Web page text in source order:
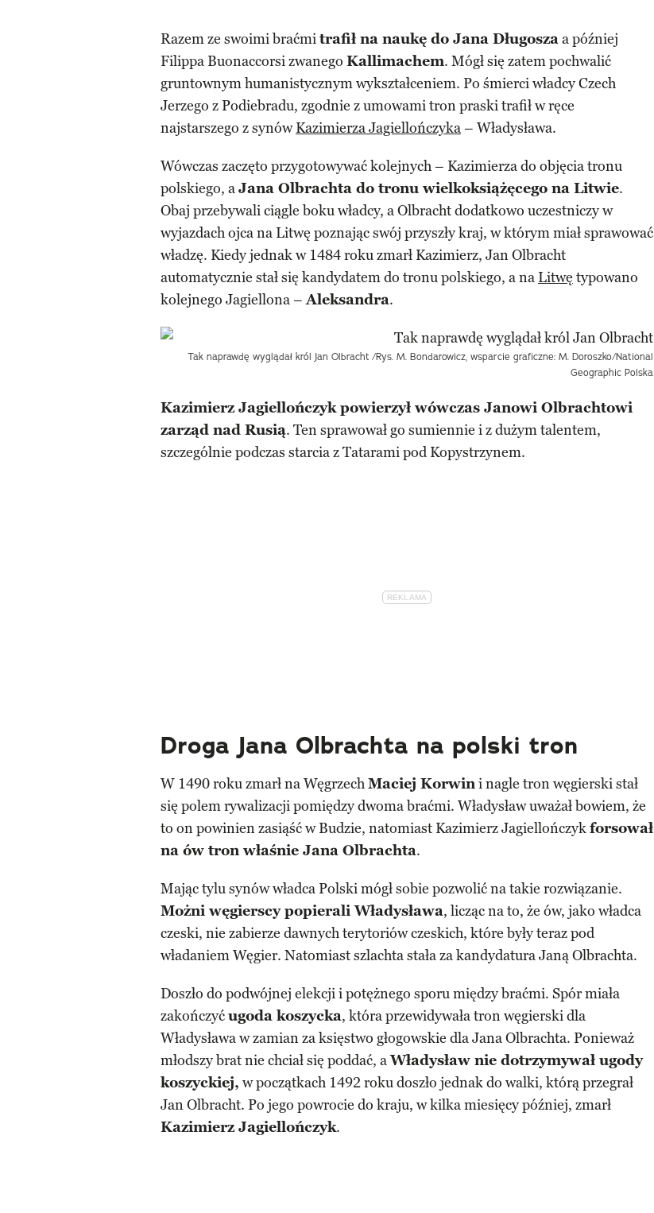
Razem ze swoimi braćmitrafił na naukę do Jana Długoszaa później
Filippa Buonaccorsi zwanego Kallimachem. Mógł się zatem pochwalić
gruntownym humanistycznym wykształceniem. Po śmierci władcy Czech
Jerzego z Podiebradu, zgodnie z umowami tron praski trafił w ręce
najstarszego z synówKazimierza Jagiellończyka– Władysława.
Wówczas zaczęto przygotowywać kolejnych – Kazimierza do objęcia tronu
polskiego, aJana Olbrachta do tronu wielkoksiążęcego na Litwie.
Obaj przebywali ciągle boku władcy, a Olbracht dodatkowo uczestniczy w
wyjazdach ojca na Litwę poznając swój przyszły kraj, w którym miał sprawować
władzę. Kiedy jednak w 1484 roku zmarł Kazimierz, Jan Olbracht
automatycznie stał się kandydatem do tronu polskiego, a na Litwę typowano
kolejnego Jagiellona –Aleksandra.
Tak naprawdę wyglądał król Jan Olbracht /Rys. M. Bondarowicz, wsparcie graficzne: M. Doroszko/National
Geographic Polska
Kazimierz Jagiellończyk powierzył wówczas Janowi Olbrachtowi
zarząd nad Rusią. Ten sprawował go sumiennie i z dużym talentem,
szczególnie podczas starcia z Tatarami pod Kopystrzynem.
Droga Jana Olbrachta na polski tron
W 1490 roku zmarł na WęgrzechMaciej Korwini nagle tron węgierski stał
się polem rywalizacji pomiędzy dwoma braćmi. Władysław uważał bowiem, że
to on powinien zasiąść w Budzie, natomiast Kazimierz Jagiellończykforsował
na ów tron właśnie Jana Olbrachta.
Mając tylu synów władca Polski mógł sobie pozwolić na takie rozwiązanie.
Możni węgierscy popierali Władysława, licząc na to, że ów, jako władca
czeski, nie zabierze dawnych terytoriów czeskich, które były teraz pod
władaniem Węgier. Natomiast szlachta stała za kandydatura Janą Olbrachta.
Doszło do podwójnej elekcji i potężnego sporu między braćmi. Spór miała
zakończyćugoda koszycka, która przewidywała tron węgierski dla
Władysława w zamian za księstwo głogowskie dla Jana Olbrachta. Ponieważ
młodszy brat nie chciał się poddać, aWładysław nie dotrzymywał ugody
koszyckiej, w początkach 1492 roku doszło jednak do walki, którą przegrał
Jan Olbracht. Po jego powrocie do kraju, w kilka miesięcy później, zmarł
Kazimierz Jagiellończyk.